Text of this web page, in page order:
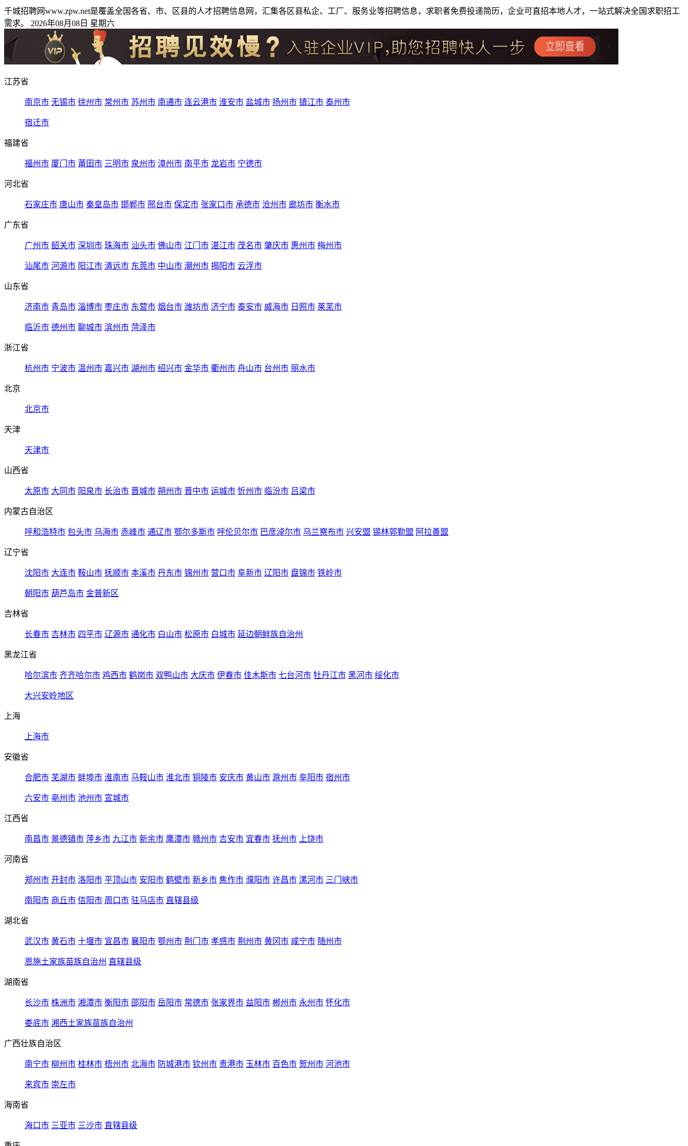
千城招聘网www.zpw.net是覆盖全国各省、市、区县的人才招聘信息网，汇集各区县私企、工厂、服务业等招聘信息，求职者免费投递简历，企业可直招本地人才，一站式解决全国求职招工
需求。 2026年08月08日 星期六
江苏省
南京市 无锡市 徐州市 常州市 苏州市 南通市 连云港市 淮安市 盐城市 扬州市 镇江市 泰州市
宿迁市
福建省
福州市 厦门市 莆田市 三明市 泉州市 漳州市 南平市 龙岩市 宁德市
河北省
石家庄市 唐山市 秦皇岛市 邯郸市 邢台市 保定市 张家口市 承德市 沧州市 廊坊市 衡水市
广东省
广州市 韶关市 深圳市 珠海市 汕头市 佛山市 江门市 湛江市 茂名市 肇庆市 惠州市 梅州市
汕尾市 河源市 阳江市 清远市 东莞市 中山市 潮州市 揭阳市 云浮市
山东省
济南市 青岛市 淄博市 枣庄市 东营市 烟台市 潍坊市 济宁市 泰安市 威海市 日照市 莱芜市
临沂市 德州市 聊城市 滨州市 菏泽市
浙江省
杭州市 宁波市 温州市 嘉兴市 湖州市 绍兴市 金华市 衢州市 舟山市 台州市 丽水市
北京
北京市
天津
天津市
山西省
太原市 大同市 阳泉市 长治市 晋城市 朔州市 晋中市 运城市 忻州市 临汾市 吕梁市
内蒙古自治区
呼和浩特市 包头市 乌海市 赤峰市 通辽市 鄂尔多斯市 呼伦贝尔市 巴彦淖尔市 乌兰察布市 兴安盟 锡林郭勒盟 阿拉善盟
辽宁省
沈阳市 大连市 鞍山市 抚顺市 本溪市 丹东市 锦州市 营口市 阜新市 辽阳市 盘锦市 铁岭市
朝阳市 葫芦岛市 金普新区
吉林省
长春市 吉林市 四平市 辽源市 通化市 白山市 松原市 白城市 延边朝鲜族自治州
黑龙江省
哈尔滨市 齐齐哈尔市 鸡西市 鹤岗市 双鸭山市 大庆市 伊春市 佳木斯市 七台河市 牡丹江市 黑河市 绥化市
大兴安岭地区
上海
上海市
安徽省
合肥市 芜湖市 蚌埠市 淮南市 马鞍山市 淮北市 铜陵市 安庆市 黄山市 滁州市 阜阳市 宿州市
六安市 亳州市 池州市 宣城市
江西省
南昌市 景德镇市 萍乡市 九江市 新余市 鹰潭市 赣州市 吉安市 宜春市 抚州市 上饶市
河南省
郑州市 开封市 洛阳市 平顶山市 安阳市 鹤壁市 新乡市 焦作市 濮阳市 许昌市 漯河市 三门峡市
南阳市 商丘市 信阳市 周口市 驻马店市 直辖县级
湖北省
武汉市 黄石市 十堰市 宜昌市 襄阳市 鄂州市 荆门市 孝感市 荆州市 黄冈市 咸宁市 随州市
恩施土家族苗族自治州 直辖县级
湖南省
长沙市 株洲市 湘潭市 衡阳市 邵阳市 岳阳市 常德市 张家界市 益阳市 郴州市 永州市 怀化市
娄底市 湘西土家族苗族自治州
广西壮族自治区
南宁市 柳州市 桂林市 梧州市 北海市 防城港市 钦州市 贵港市 玉林市 百色市 贺州市 河池市
来宾市 崇左市
海南省
海口市 三亚市 三沙市 直辖县级